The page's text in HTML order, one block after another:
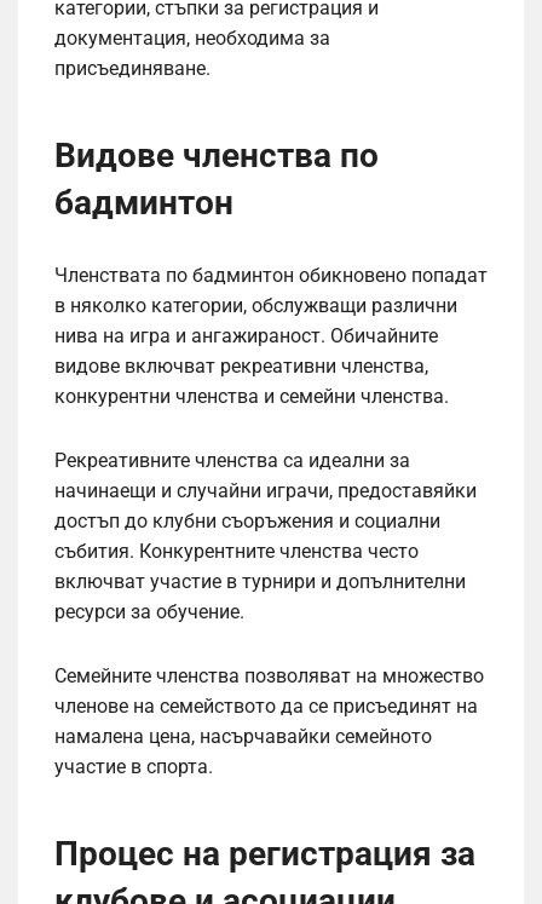
категории, стъпки за регистрация и
документация, необходима за
присъединяване.
Видове членства по
бадминтон
Членствата по бадминтон обикновено попадат
в няколко категории, обслужващи различни
нива на игра и ангажираност. Обичайните
видове включват рекреативни членства,
конкурентни членства и семейни членства.
Рекреативните членства са идеални за
начинаещи и случайни играчи, предоставяйки
достъп до клубни съоръжения и социални
събития. Конкурентните членства често
включват участие в турнири и допълнителни
ресурси за обучение.
Семейните членства позволяват на множество
членове на семейството да се присъединят на
намалена цена, насърчавайки семейното
участие в спорта.
Процес на регистрация за